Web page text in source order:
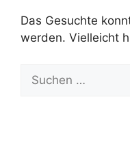
Das Gesuchte
werden. Vielleicht
nach: